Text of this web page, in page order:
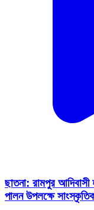
ছাতনা: রামপুর
পালন উপলক্ষে